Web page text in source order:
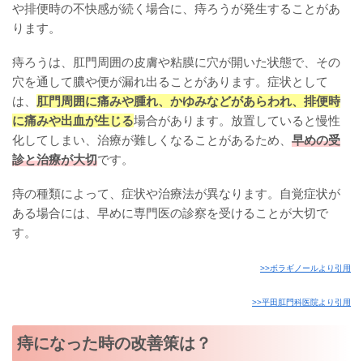
や排便時の不快感が続く場合に、痔ろうが発生することがあ
ります。
痔ろうは、肛門周囲の皮膚や粘膜に穴が開いた状態で、その
穴を通して膿や便が漏れ出ることがあります。症状として
は、 肛門周囲に痛みや腫れ、かゆみなどがあらわれ、排便時
に痛みや出血が生じる場合があります。放置していると慢性
化してしまい、治療が難しくなることがあるため、 早めの受
診と治療が大切です。
痔の種類によって、症状や治療法が異なります。自覚症状が
ある場合には、早めに専門医の診察を受けることが大切で
す。
>>ボラギノールより引用
>>平田肛門科医院より引用
痔になった時の改善策は？